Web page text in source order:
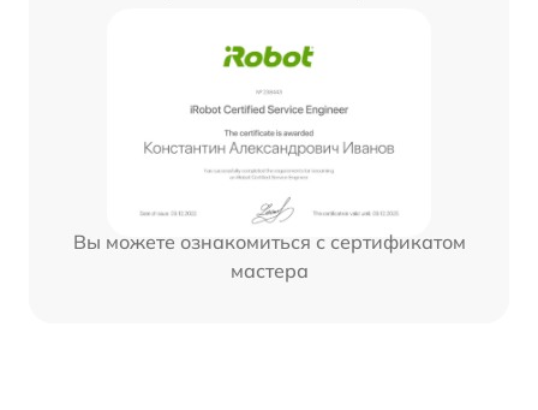
Вы можете ознакомиться с сертификатом
мастера